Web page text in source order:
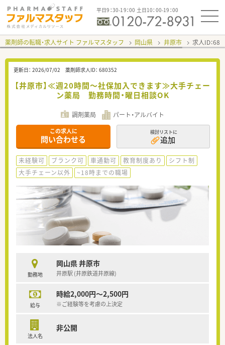
平日9：30-19：00 土日10：00-19：00
薬剤師の転職・求人サイト ファルマスタッフ 岡山県 井原市 求人ID：
更新日： 2026/07/02 薬剤師求人ID： 680352
【井原市】≪週20時間～社保加入できます≫大手チェー
ン薬局 勤務時間・曜日相談OK
調剤薬局 パート・アルバイト
この求人に
問い合わせる
検討リストに
追加
未経験可 ブランク可 車通勤可 教育制度あり
シフト制
大手チェーン以外
~18時までの職場
勤務地
岡山県 井原市
井原駅 (井原鉄道井原線)
給与
時給2,000円～2,500円
※ご経験等を考慮の上決定
法人名
非公開